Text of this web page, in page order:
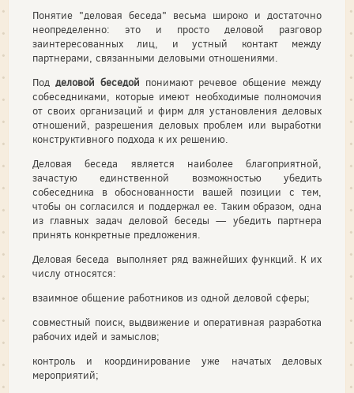
Понятие "деловая беседа" весьма широко и достаточно
неопре­деленно: это и просто деловой разговор
заинтересованных лиц, и устный контакт между
партнерами, связанными деловыми отноше­ниями.
Под деловой беседой понимают речевое общение между
собесед­никами, которые имеют необходимые полномочия
от своих органи­заций и фирм для установления деловых
отношений, разрешения деловых проблем или выработки
конструктивного подхода к их ре­шению.
Деловая беседа является наиболее благоприятной,
зачастую един­ственной возможностью убедить
собеседника в обоснованности ва­шей позиции с тем,
чтобы он согласился и поддержал ее. Таким образом, одна
из главных задач деловой беседы — убедить партнера
принять конкретные предложения.
Деловая беседа выполняет ряд важнейших функций. К их
числу относятся:
взаимное общение работников из одной деловой сферы;
совместный поиск, выдвижение и оперативная разработка
рабо­чих идей и замыслов;
контроль и координирование уже начатых деловых
мероприятий;